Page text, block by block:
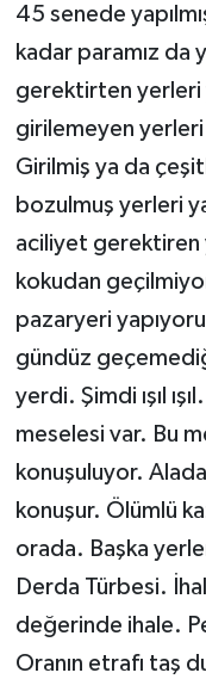
45 senede
kadar paramız da
gerektirten yerleri
girilemeyen yerleri
Girilmiş ya da
bozulmuş yerleri
aciliyet gerektiren
kokudan
pazaryeri
gündüz
yerdi. Şimdi ışıl
meselesi var. Bu
konuşuluyor.
konuşur. Ölümlü
orada. Başka
Derda Türbesi.
değerinde ihale.
Oranın etrafı taş